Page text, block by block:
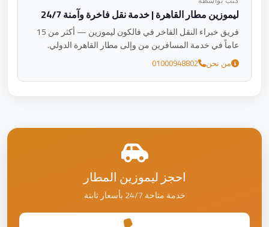
ليموزين مطار القاهرة | خدمة نقل فاخرة وآمنة 24/7
فريق خبراء النقل الفاخر في فالكون ليموزين — أكثر من 15
عاماً في خدمة المسافرين من وإلى مطار القاهرة الدولي.
من نحن 01000948802
احجز ليموزين المطار
خدمة متاحة 24/7 بأسعار ثابتة